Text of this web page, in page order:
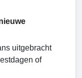
uitgebracht
of